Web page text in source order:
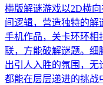
横版解谜游戏以2D横
间逻辑，营造独特的解
手机作品，关卡环环相
联，方能破解谜题。细
出引人入胜的氛围，无
都能在层层递进的挑战